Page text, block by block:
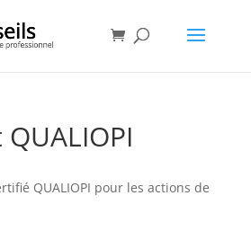
QUALIOPI pour les actions de